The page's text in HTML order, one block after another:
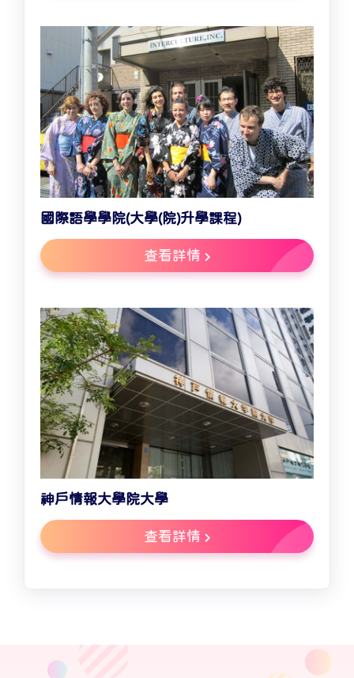
國際語學學院(大學(院)升學課程)
查看詳情
神戶情報大學院大學
查看詳情